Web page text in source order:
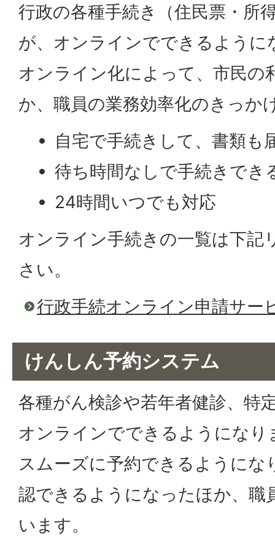
行政の各種手続き（住民票・所
が、オンラインでできるように
オンライン化によって、市民の
か、職員の業務効率化のきっか
自宅で手続きして、書類も
待ち時間なしで手続きでき
24時間いつでも対応
オンライン手続きの一覧は下記
さい。
行政手続オンライン申請サー
けんしん予約システム
各種がん検診や若年者健診、特
オンラインでできるようになり
スムーズに予約できるようにな
認できるようになったほか、職
います。